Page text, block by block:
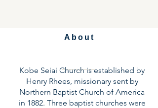
About
Kobe Seiai Church is established by
Henry Rhees, missionary sent by
Northern Baptist Church of America
in 1882. Three baptist churches were